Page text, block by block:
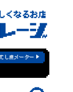
し度メーター